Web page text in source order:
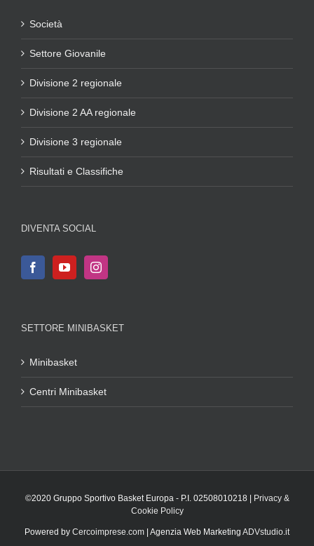
Società
Settore Giovanile
Divisione 2 regionale
Divisione 2 AA regionale
Divisione 3 regionale
Risultati e Classifiche
DIVENTA SOCIAL
SETTORE MINIBASKET
Minibasket
Centri Minibasket
©2020 Gruppo Sportivo Basket Europa - P.I. 02508010218 |
Privacy &
Cookie Policy
Powered by Cercoimprese.com | Agenzia Web Marketing ADVstudio.it